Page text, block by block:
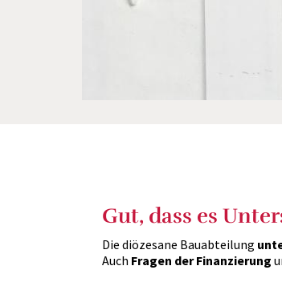
Gut, dass es
Die diözesane Bauabteilung
Auch Fragen der Finanzierung